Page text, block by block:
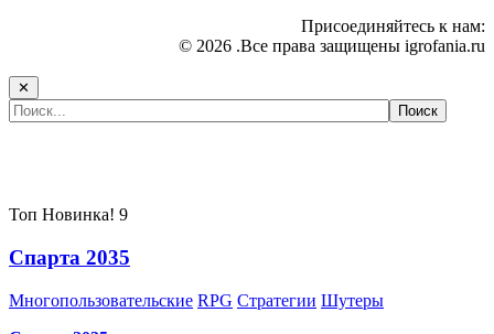
Присоединяйтесь к нам:
© 2026 .Все права защищены igrofania.ru
✕
Топ Новинка! 9
Спарта 2035
Многопользовательские RPG Стратегии Шутеры